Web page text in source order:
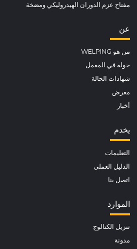
مفتاح عزم الدوران الهيدروليكي ومضخة
عن
من هو WELPING
جولة في المعمل
شهادات الحالة
معرض
أخبار
يخدم
التعليمات
الدليل العملي
اتصل بنا
الموارد
تنزيل الكتالوج
مدونة